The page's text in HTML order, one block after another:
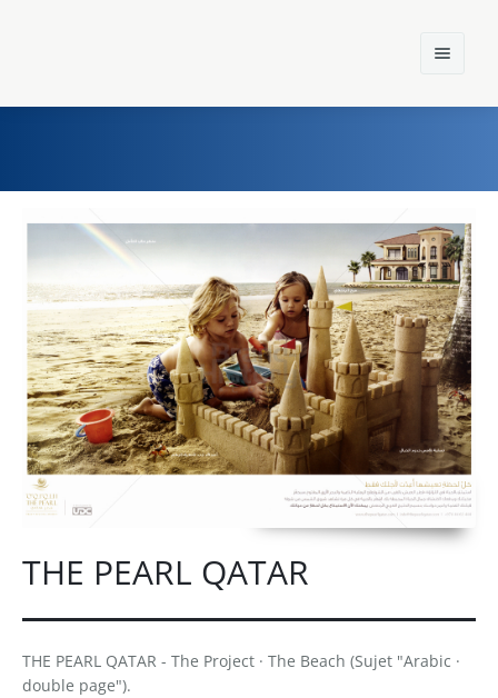
Einst und Heute
Marken
Konzerne
Epoche
THE PEARL QATAR
THE PEARL QATAR - The Project · The Beach (Sujet "Arabic ·
double page").